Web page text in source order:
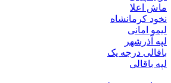
ماش اعلا
نخود کرمانشاه
لیمو امانی
لپه آذرشهر
باقالی درجه یک
لپه باقالی